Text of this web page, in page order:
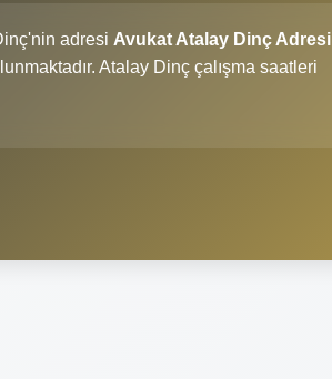
adresi Avukat Atalay Dinç Adresi
Atalay Dinç çalışma saatleri